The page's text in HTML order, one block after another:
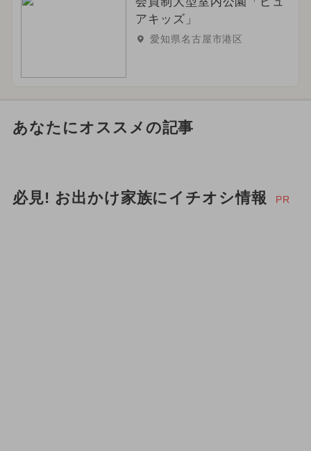
アキッズ」
愛知県名古屋市港区
あなたにオススメの記事
必見! お出かけ家族にイチオシ情報 PR